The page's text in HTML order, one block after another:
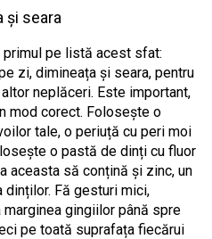
și seara
primul pe listă acest sfat:
zi, dimineața și seara, pentru
neplăceri. Este important,
mod corect. Folosește o
tale, o periuță cu peri moi
o pastă de dinți cu fluor
aceasta să conțină și zinc, un
dinților. Fă gesturi mici,
gingiilor până spre
pe toată suprafața fiecărui